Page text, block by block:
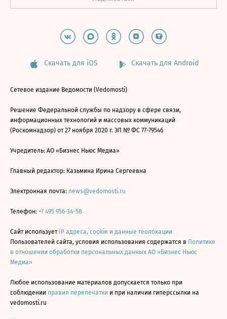
Скачать для iOS Скачать для Android
Сетевое издание Ведомости (Vedomosti)
Решение Федеральной службы по надзору в сфере связи,
информационных технологий и массовых коммуникаций
(Роскомнадзор) от 27 ноября 2020 г. ЭЛ № ФС 77-79546
Учредитель: АО «Бизнес Ньюс Медиа»
Главный редактор: Казьмина Ирина Сергеевна
Электронная почта: news@vedomosti.ru
Телефон: +7 495 956-34-58
Сайт использует IP адреса, cookie и данные геолокации
Пользователей сайта, условия использования содержатся в Политике
в отношении обработки персональных данных АО «Бизнес Ньюс
Медиа»
Любое использование материалов допускается только при
соблюдении правил перепечатки и при наличии гиперссылки на
vedomosti.ru